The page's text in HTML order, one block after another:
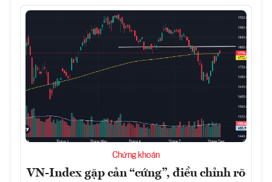
Chứng khoán
VN-Index gặp cản “cứng”, điều chỉnh rõ